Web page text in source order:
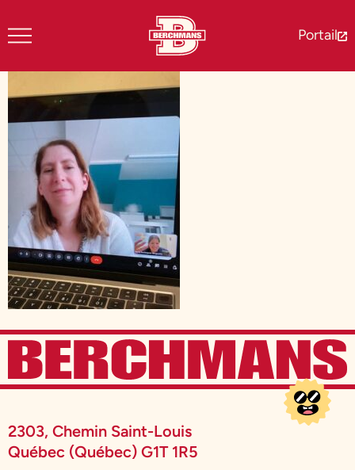
Portail
2303, Chemin Saint-Louis
Québec (Québec) G1T 1R5